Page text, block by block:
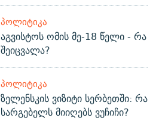
ᲞᲝᲚᲘᲢᲘᲙᲐ
აგვისტოს ომის მე-18 წელი - რა
შეიცვალა?
ᲞᲝᲚᲘᲢᲘᲙᲐ
ზელენსკის ვიზიტი სერბეთში: რა
სარგებელს მიიღებს ვუჩიჩი?